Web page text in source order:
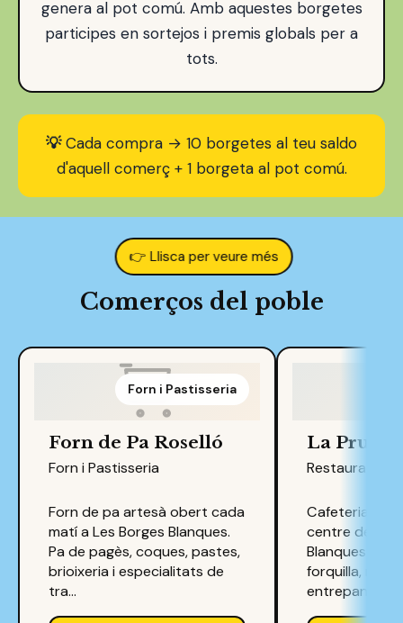
genera al pot comú. Amb aquestes borgetes
participes en sortejos i premis globals per a
tots.
💡Cada compra → 10 borgetes al teu saldo
d'aquell comerç + 1 borgeta al pot comú.
Comerços del poble
Forn i Pastisseria
Forn de Pa Roselló
Forn i Pastisseria
Forn de pa artesà obert cada
matí a Les Borges Blanques.
Pa de pagès, coques, pastes,
brioixeria i especialitats de
tra…
La Pruna
Restauració
Cafeteria i
centre de Les
Blanques.
forquilla,
entrepans,